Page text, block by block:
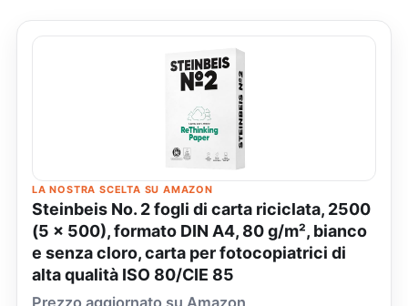
LA NOSTRA SCELTA SU AMAZON
Steinbeis No. 2 fogli di carta riciclata, 2500
(5 x 500), formato DIN A4, 80 g/m², bianco
e senza cloro, carta per fotocopiatrici di
alta qualità ISO 80/CIE 85
Prezzo aggiornato su Amazon